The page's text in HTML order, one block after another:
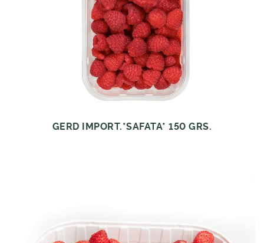
GERD IMPORT.*SAFATA* 150 GRS.